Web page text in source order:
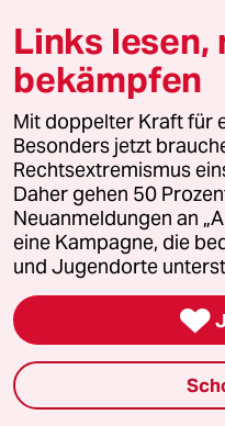
Anhänger
gewalttätig,
und totalitär
Die DDR
Auslegung
Versuch,
Richtung,
trotzdem
Gesicht
Ob das
objektiv
kein
Links lesen,
bekämpfen
Mit doppelter Kraft für
Besonders jetzt
Rechtsextremismus
Daher gehen 50
Neuanmeldungen an
eine Kampagne, die
und Jugendorte
